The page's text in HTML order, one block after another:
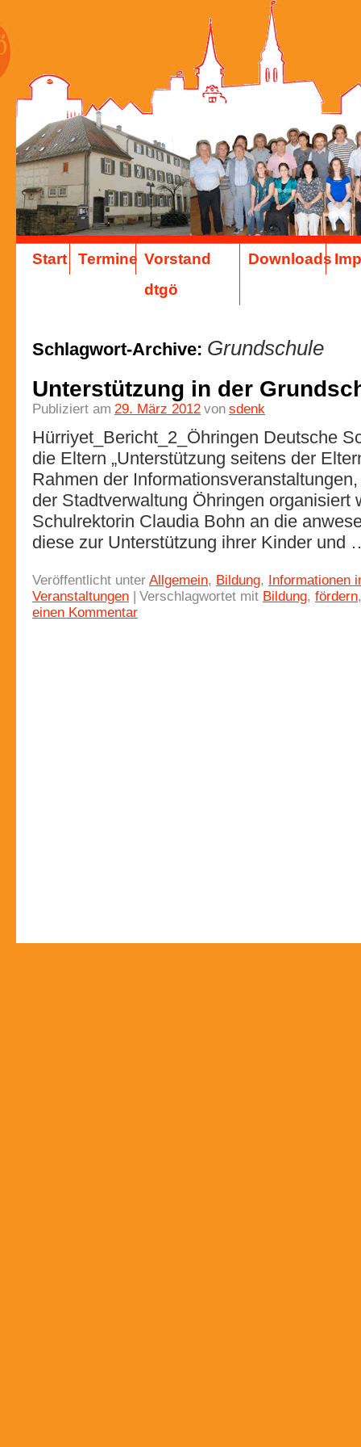
Start Termine Vorstand
dtgö
Downloads
Schlagwort-Archive: Grundschule
Unterstützung in der
Publiziert am 29. März 2012 von sdenk
Hürriyet_Bericht_2_Öhringen Deutsche
die Eltern „Unterstützung seitens der
Rahmen der
der Stadtverwaltung Öhringen organisiert
Schulrektorin Claudia Bohn an die
diese zur Unterstützung ihrer Kinder
Veröffentlicht unter Allgemein, Bildung, Informationen
Veranstaltungen | Verschlagwortet mit Bildung, fördern
einen Kommentar